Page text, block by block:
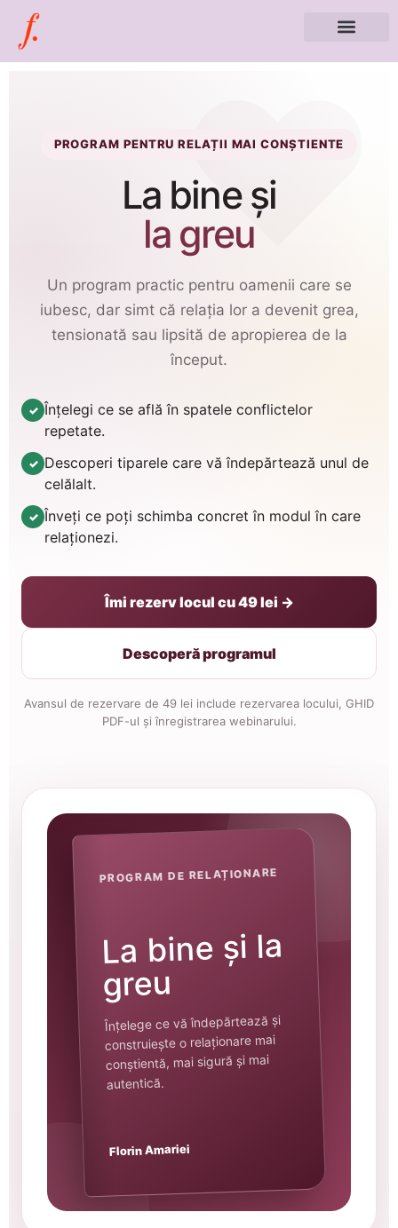
PROGRAM PENTRU RELAȚII MAI CONȘTIENTE
La bine și
la greu
Un program practic pentru oamenii care se
iubesc, dar simt că relația lor a devenit grea,
tensionată sau lipsită de apropierea de la
început.
✓ Înțelegi ce se află în spatele conflictelor
repetate.
✓ Descoperi tiparele care vă îndepărtează unul de
celălalt.
✓ Înveți ce poți schimba concret în modul în care
relaționezi.
Îmi rezerv locul cu 49 lei →
Descoperă programul
Avansul de rezervare de 49 lei include rezervarea locului, GHID
PDF-ul și înregistrarea webinarului.
PROGRAM DE RELAȚIONARE
La bine și la
greu
Înțelege ce vă îndepărtează și
construiește o relaționare mai
conștientă, mai sigură și mai
autentică.
Florin Amariei